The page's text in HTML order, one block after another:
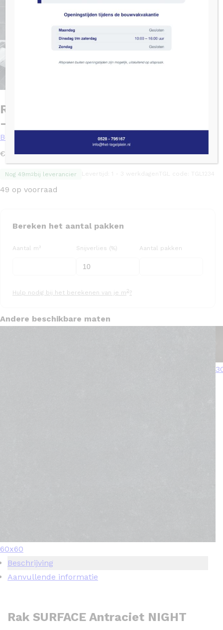
Rak SURFACE Antraciet NIGHT mat
– 30×60
Beton
€ 52,71/ m
Nog 49m2 bij leverancier
49 op voorraad
Bereken het aantal pakken
Aantal m² Snijverlies (%) Aantal pakken
Hulp nodig bij het berekenen van je m2?
Andere beschikbare maten
60x60
Beschrijving
Aanvullende informatie
Rak SURFACE Antraciet NIGHT